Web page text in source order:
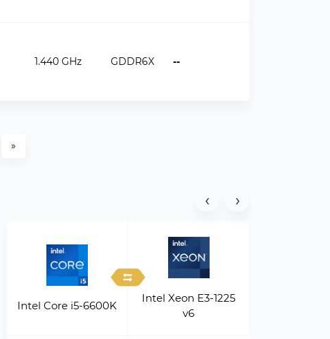
1.440 GHz GDDR6X --
»
Intel Core i5-6600K
Intel Xeon E3-1225
v6
‹ ›